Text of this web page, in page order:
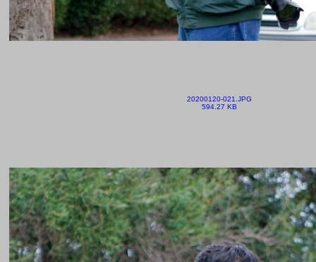
20200120-021.JPG
594.27 KB